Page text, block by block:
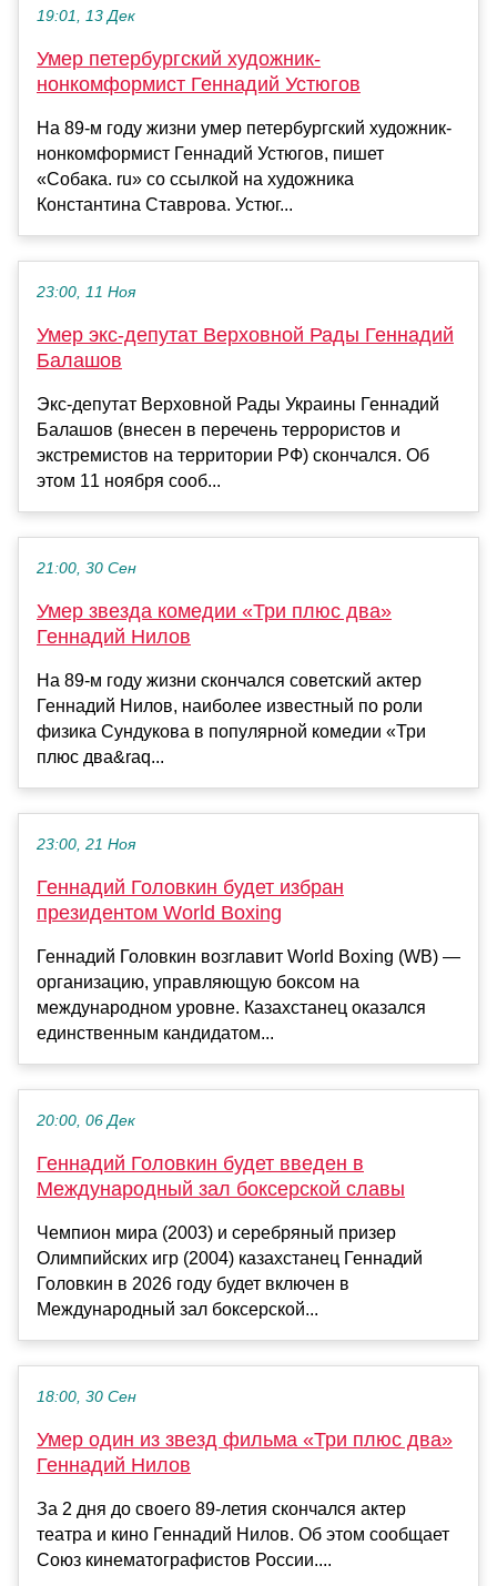
19:01, 13 Дек
Умер петербургский художник-
нонкомформист Геннадий Устюгов
На 89-м году жизни умер петербургский художник-
нонкомформист Геннадий Устюгов, пишет
«Собака. ru» со ссылкой на художника
Константина Ставрова. Устюг...
23:00, 11 Ноя
Умер экс-депутат Верховной Рады Геннадий
Балашов
Экс-депутат Верховной Рады Украины Геннадий
Балашов (внесен в перечень террористов и
экстремистов на территории РФ) скончался. Об
этом 11 ноября сооб...
21:00, 30 Сен
Умер звезда комедии «Три плюс два»
Геннадий Нилов
На 89-м году жизни скончался советский актер
Геннадий Нилов, наиболее известный по роли
физика Сундукова в популярной комедии «Три
плюс два&raq...
23:00, 21 Ноя
Геннадий Головкин будет избран
президентом World Boxing
Геннадий Головкин возглавит World Boxing (WB) —
организацию, управляющую боксом на
международном уровне. Казахстанец оказался
единственным кандидатом...
20:00, 06 Дек
Геннадий Головкин будет введен в
Международный зал боксерской славы
Чемпион мира (2003) и серебряный призер
Олимпийских игр (2004) казахстанец Геннадий
Головкин в 2026 году будет включен в
Международный зал боксерской...
18:00, 30 Сен
Умер один из звезд фильма «Три плюс два»
Геннадий Нилов
За 2 дня до своего 89-летия скончался актер
театра и кино Геннадий Нилов. Об этом сообщает
Союз кинематографистов России....